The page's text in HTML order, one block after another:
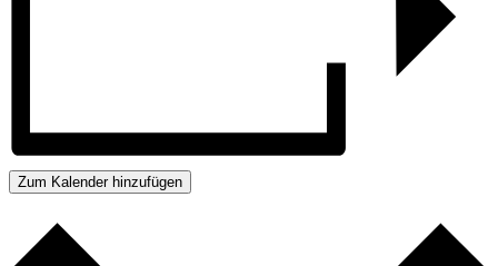
Zum Kalender hinzufügen